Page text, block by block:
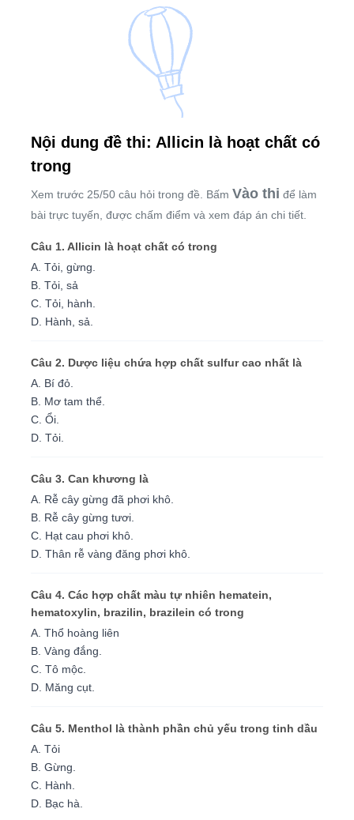
Nội dung đề thi: Allicin là hoạt chất có
trong
Xem trước 25/50 câu hỏi trong đề. Bấm Vào thi để làm
bài trực tuyến, được chấm điểm và xem đáp án chi tiết.
Câu 1. Allicin là hoạt chất có trong
A. Tỏi, gừng.
B. Tỏi, sả
C. Tỏi, hành.
D. Hành, sả.
Câu 2. Dược liệu chứa hợp chất sulfur cao nhất là
A. Bí đỏ.
B. Mơ tam thể.
C. Ổi.
D. Tỏi.
Câu 3. Can khương là
A. Rễ cây gừng đã phơi khô.
B. Rễ cây gừng tươi.
C. Hạt cau phơi khô.
D. Thân rễ vàng đăng phơi khô.
Câu 4. Các hợp chất màu tự nhiên hematein,
hematoxylin, brazilin, brazilein có trong
A. Thổ hoàng liên
B. Vàng đắng.
C. Tô mộc.
D. Măng cụt.
Câu 5. Menthol là thành phần chủ yếu trong tinh dầu
A. Tỏi
B. Gừng.
C. Hành.
D. Bạc hà.